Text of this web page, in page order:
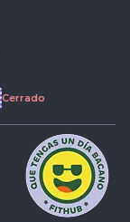
Cerrado